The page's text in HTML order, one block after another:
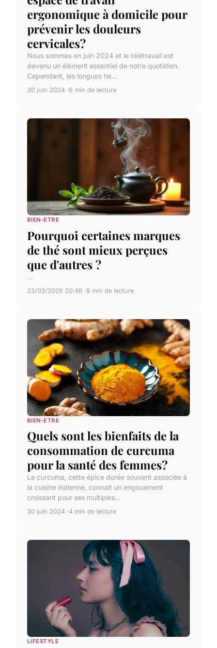
ergonomique à domicile pour
prévenir les douleurs
cervicales?
Nous sommes en juin 2024 et le télétravail est
devenu un élément essentiel de notre quotidien.
Cependant, les longues he...
30 juin 2024 6 min de lecture
BIEN-ETRE
Pourquoi certaines marques
de thé sont mieux perçues
que d'autres ?
...
23/03/2026 20:46 8 min de lecture
BIEN-ETRE
Quels sont les bienfaits de la
consommation de curcuma
pour la santé des femmes?
Le curcuma, cette épice dorée souvent associée à
la cuisine indienne, connaît un engouement
croissant pour ses multiples...
30 juin 2024 4 min de lecture
LIFESTYLE